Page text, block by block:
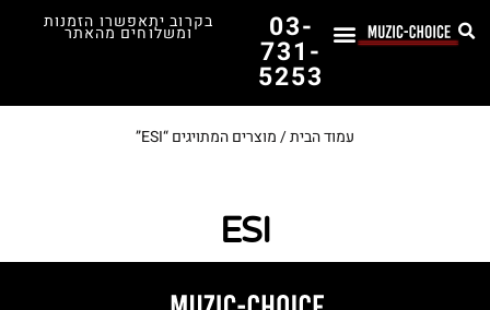
03-
731-
5253
בקרוב יתאפשרו הזמנות
ומשלוחים מהאתר
עמוד הבית/ מוצרים המתויגים “ESI”
ESI